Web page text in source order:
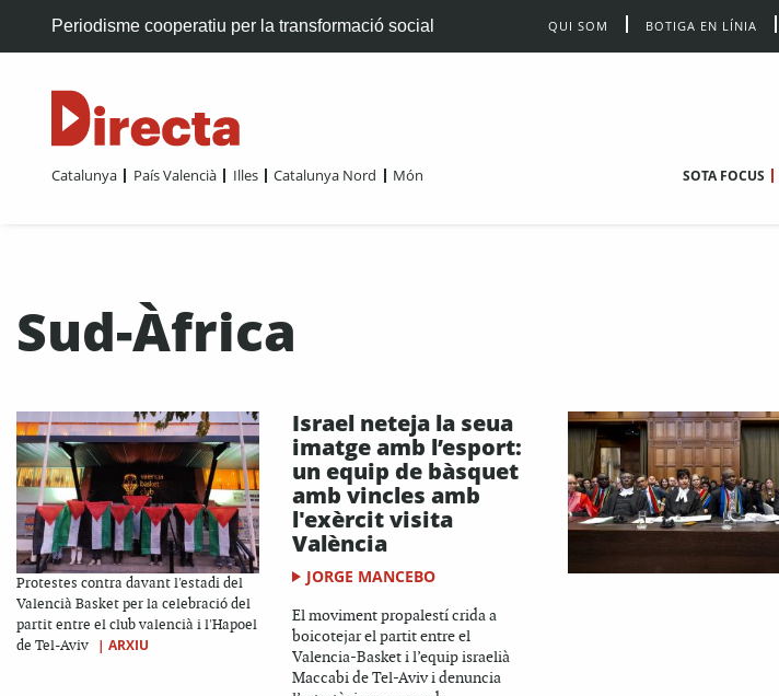
Periodisme cooperatiu per la transformació social QUI SOM BOTIGA EN LÍNIA
Catalunya País Valencià Illes Catalunya Nord Món SOTA FOCUS
Sud-Àfrica
Protestes contra davant l'estadi del
Valencià Basket per la celebració del
partit entre el club valencià i l'Hapoel
de Tel-Aviv
| ARXIU
Israel neteja la seua
imatge amb l’esport:
un equip de bàsquet
amb vincles amb
l'exèrcit visita
València
JORGE MANCEBO
El moviment propalestí crida a
boicotejar el partit entre el
Valencia-Basket i l’equip israelià
Maccabi de Tel-Aviv i denuncia